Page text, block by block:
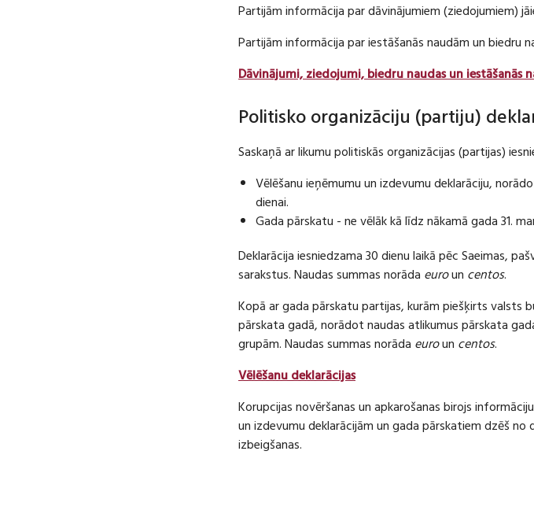
Partijām informācija par dāvinājumiem (ziedojumiem)
Partijām informācija par iestāšanās naudām un biedru
Dāvinājumi, ziedojumi, biedru naudas un iestāšanās
Politisko organizāciju (partiju)
Saskaņā ar likumu politiskās organizācijas (partijas)
Vēlēšanu ieņēmumu un izdevumu deklarāciju,
dienai.
Gada pārskatu - ne vēlāk kā līdz nākamā gada 31.
Deklarācija iesniedzama 30 dienu laikā pēc Saeimas,
sarakstus. Naudas summas norāda euroun centos.
Kopā ar gada pārskatu partijas, kurām piešķirts valsts
pārskata gadā, norādot naudas atlikumus pārskata
grupām. Naudas summas norāda euroun centos.
Vēlēšanu deklarācijas
Korupcijas novēršanas un apkarošanas birojs
un izdevumu deklarācijām un gada pārskatiem dzēš
izbeigšanas.